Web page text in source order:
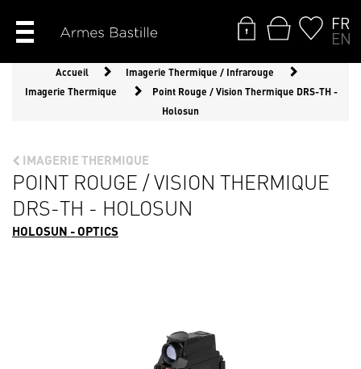
FR
EN
Accueil
Imagerie Thermique / Infrarouge
Imagerie Thermique
Point Rouge / Vision Thermique DRS-TH -
Holosun
IMAGERIE THERMIQUE
POINT ROUGE / VISION THERMIQUE
DRS-TH - HOLOSUN
HOLOSUN - OPTICS